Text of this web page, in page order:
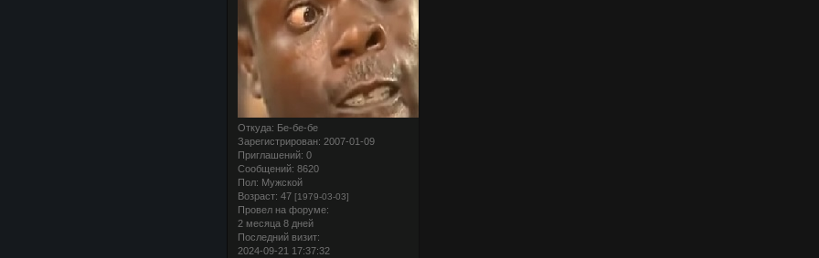
Откуда: Бе-бе-бе
Зарегистрирован: 2007-01-09
Приглашений: 0
Сообщений: 8620
Пол: Мужской
Возраст: 47 [1979-03-03]
Провел на форуме:
2 месяца 8 дней
Последний визит:
2024-09-21 17:37:32